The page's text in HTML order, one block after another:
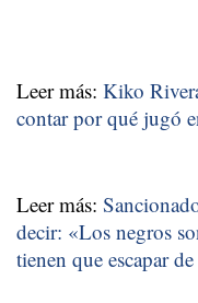
Leer más: Kiko
contar por qué jugó
Leer más:
decir: «Los negros
tienen que escapar